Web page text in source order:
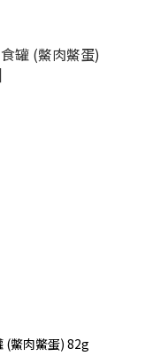
(鱉肉鱉蛋) 82g